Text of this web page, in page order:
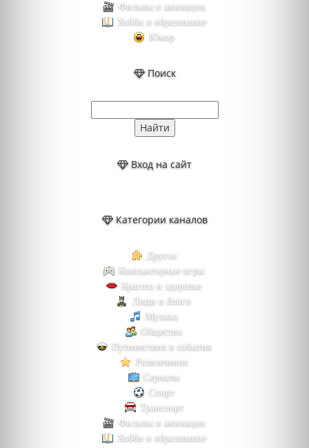
Фильмы и анимация
Хобби и образование
Юмор
Поиск
Вход на сайт
Категории каналов
Другое
Компьютерные игры
Красота и здоровье
Люди и блоги
Музыка
Общество
Путешествия и события
Развлечения
Сериалы
Спорт
Транспорт
Фильмы и анимация
Хобби и образование